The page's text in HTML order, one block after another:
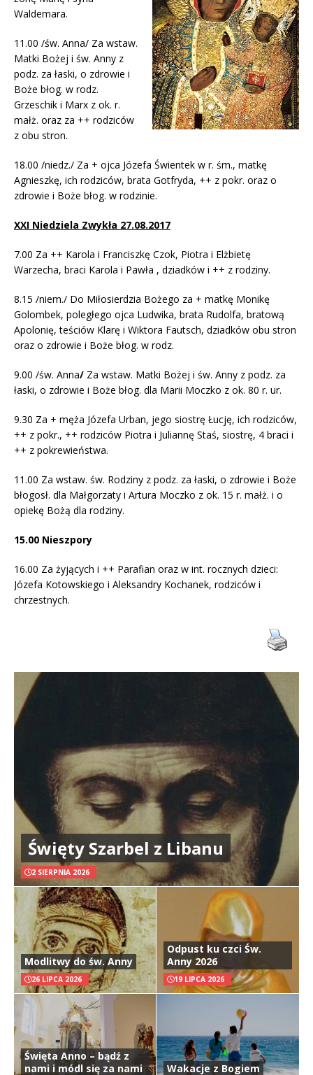
Waldemara.
11.00 /św. Anna/ Za wstaw.
Matki Bożej i św. Anny z
podz. za łaski, o zdrowie i
Boże błog. w rodz.
Grzeschik i Marx z ok. r.
małż. oraz za ++ rodziców
z obu stron.
18.00 /niedz./ Za + ojca Józefa Świentek w r. śm., matkę
Agnieszkę, ich rodziców, brata Gotfryda, ++ z pokr. oraz o
zdrowie i Boże błog. w rodzinie.
XXI Niedziela Zwykła 27.08.2017
7.00 Za ++ Karola i Franciszkę Czok, Piotra i Elżbietę
Warzecha, braci Karola i Pawła , dziadków i ++ z rodziny.
8.15 /niem./ Do Miłosierdzia Bożego za + matkę Monikę
Golombek, poległego ojca Ludwika, brata Rudolfa, bratową
Apolonię, teściów Klarę i Wiktora Fautsch, dziadków obu stron
oraz o zdrowie i Boże błog. w rodz.
9.00 /św. Anna/ Za wstaw. Matki Bożej i św. Anny z podz. za
łaski, o zdrowie i Boże błog. dla Marii Moczko z ok. 80 r. ur.
9.30 Za + męża Józefa Urban, jego siostrę Łucję, ich rodziców,
++ z pokr., ++ rodziców Piotra i Juliannę Staś, siostrę, 4 braci i
++ z pokrewieństwa.
11.00 Za wstaw. św. Rodziny z podz. za łaski, o zdrowie i Boże
błogosł. dla Małgorzaty i Artura Moczko z ok. 15 r. małż. i o
opiekę Bożą dla rodziny.
15.00 Nieszpory
16.00 Za żyjących i ++ Parafian oraz w int. rocznych dzieci:
Józefa Kotowskiego i Aleksandry Kochanek, rodziców i
chrzestnych.
Święty Szarbel z Libanu
2 SIERPNIA 2026
Modlitwy do św. Anny
26 LIPCA 2026
Odpust ku czci Św.
Anny 2026
19 LIPCA 2026
Święta Anno – bądź z
nami i módl się za nami
Wakacje z Bogiem